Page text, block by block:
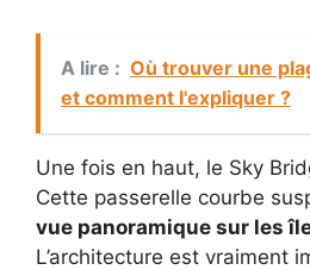
A lire : Où trouver une
et comment l'expliquer ?
Une fois en haut, le Sky
Cette passerelle courbe
vue panoramique sur les
L’architecture est vraiment